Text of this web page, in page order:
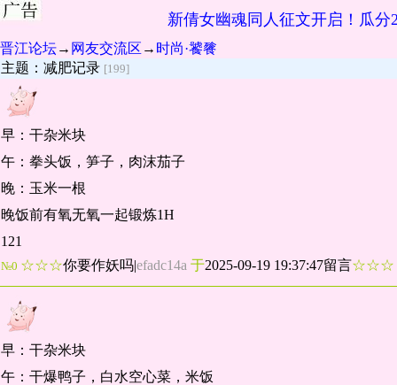
新倩女幽魂同人征文开启！瓜分
晋江论坛→ 网友交流区 → 时尚·饕餮
主题：减肥记录 [199]
早：干杂米块
午：拳头饭，笋子，肉沫茄子
晚：玉米一根
晚饭前有氧无氧一起锻炼1H
121
№0 ☆☆☆你要作妖吗|efadc14a 于2025-09-19 19:37:47留言
早：干杂米块
午：干爆鸭子，白水空心菜，米饭